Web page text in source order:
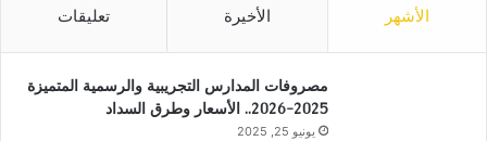
الأشهر الأخيرة تعليقات
مصروفات المدارس التجريبية والرسمية المتميزة
2025-2026.. الأسعار وطرق السداد
يونيو 25, 2025